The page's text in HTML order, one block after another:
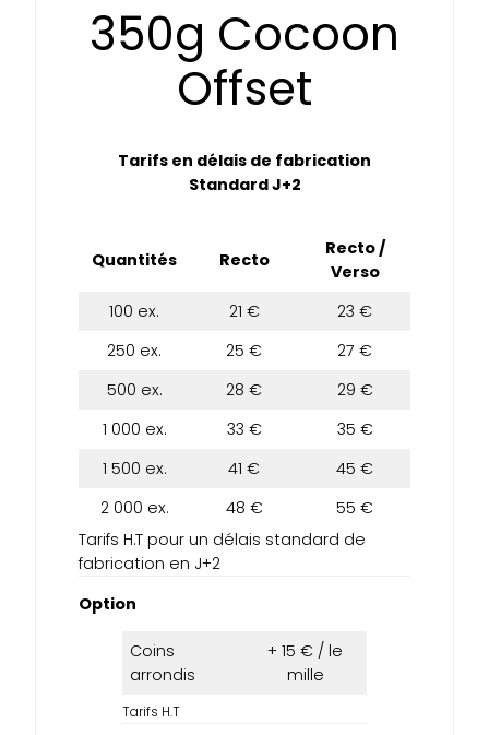
350g Cocoon
Offset
Tarifs en délais de fabrication
Standard J+2
Quantités Recto
Recto /
Verso
100 ex.
21 €
23 €
250 ex.
25 €
27 €
500 ex.
28 €
29 €
1 000 ex.
33 €
35 €
1 500 ex.
41 €
45 €
2 000 ex.
48 €
55 €
Tarifs H.T pour un délais standard de
fabrication en J+2
Option
Coins
arrondis
+ 15 € / le
mille
Tarifs H.T